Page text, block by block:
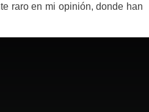
raro en mi opinión, donde han